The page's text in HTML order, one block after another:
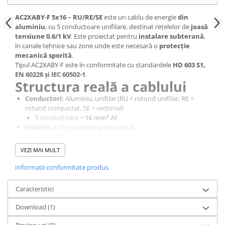
Cabluri cupru coaxial bransament
Cabluri cupru flexibil
Cabluri cupru nearmat
Cabluri cupru rezistente la foc
Cabluri flexibile
Cabluri flexibile plate
Cabluri medie tensiune
Cabluri medie tensiune aluminiu
Cabluri optice
Cabluri speciale
Conductori flexibili cupru
Conductori rigizi
Conductori rigizi cupru
Cabluri alarma
AC2XABY-F 5x16 – RU/RE/SEeste un cablu de energiedin
aluminiu, cu 5 conductoare unifilare, destinat rețelelor de joasă
tensiune 0.6/1 kV. Este proiectat pentru instalare subterană,
în canale tehnice sau zone unde este necesară o protecție
mecanică sporită.
Tipul AC2XABY-F este în conformitate cu standardele HD 603 S1,
EN 60228 și IEC 60502-1.
Structura reală a cablului
Conductori: Aluminiu, unifilar (RU = rotund unifilar, RE =
rotund compactat, SE = sectorial)
5 conductoare × 16 mm² Al
Izolație: XLPE (polietilenă reticulată)
Ecran:bandă de aluminiu (A)
Armătură BY:
protecție mecanică ridicată
îngropare directă în sol
Caracteristici electrice reale
Tensiune nominală:
Temperatura max. în regim permanent:+90°C
VEZI MAI MULT
Informatii conformitate produs
Caracteristici
Download (1)